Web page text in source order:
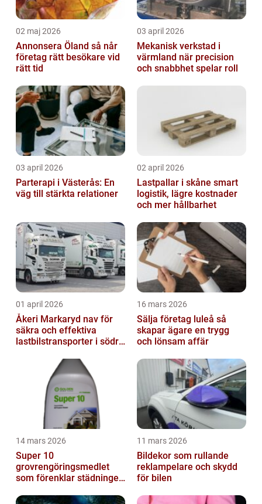
02 maj 2026
Annonsera Öland så når
företag rätt besökare vid
rätt tid
03 april 2026
Mekanisk verkstad i
värmland när precision
och snabbhet spelar roll
03 april 2026
Parterapi i Västerås: En
väg till stärkta relationer
02 april 2026
Lastpallar i skåne smart
logistik, lägre kostnader
och mer hållbarhet
01 april 2026
Åkeri Markaryd nav för
säkra och effektiva
lastbilstransporter i södra
16 mars 2026
Sälja företag luleå så
skapar ägare en trygg
och lönsam affär
14 mars 2026
Super 10
grovrengöringsmedlet
som förenklar städningen
11 mars 2026
Bildekor som rullande
reklampelare och skydd
för bilen